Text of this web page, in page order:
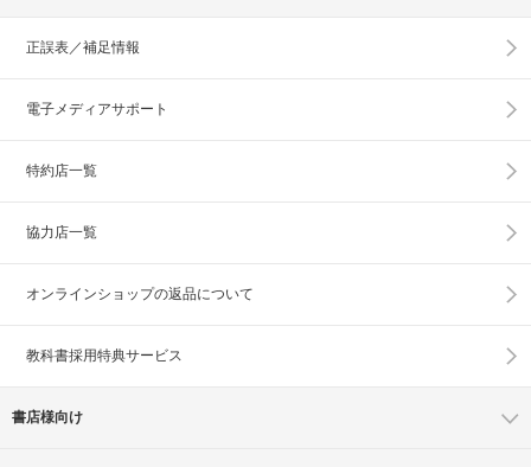
正誤表／補足情報
電子メディアサポート
特約店一覧
協力店一覧
オンラインショップの返品について
教科書採用特典サービス
書店様向け